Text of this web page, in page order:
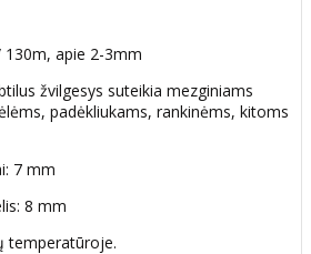
130m, apie 2-3mm
žvilgesys suteikia mezginiams
padėkliukams, rankinėms, kitoms
7 mm
8 mm
temperatūroje.